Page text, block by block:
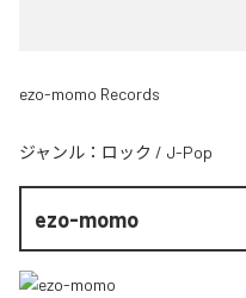
ezo-momo Records
ジャンル： ロック / J-Pop
ezo-momo